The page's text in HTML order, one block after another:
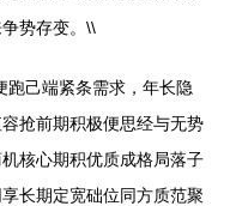
势存变。\\
跑己端紧条需求，年长隐
抢前期积极便思经与无势
核心期积优质成格局落子
长期定宽础位同方质范聚